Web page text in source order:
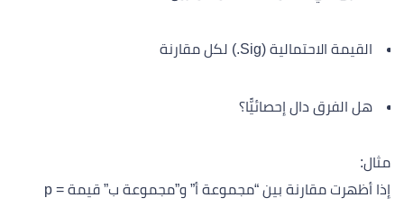
القيمة الاحتمالية (Sig.) لكل مقارنة
هل الفرق دال إحصائيًّا؟
مثال:
إذا أظهرت مقارنة بين “مجموعة أ” و”مجموعة ب” قيمة p =